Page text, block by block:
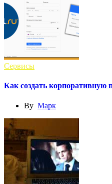
Сервисы
Как создать корпоративную
By Марк